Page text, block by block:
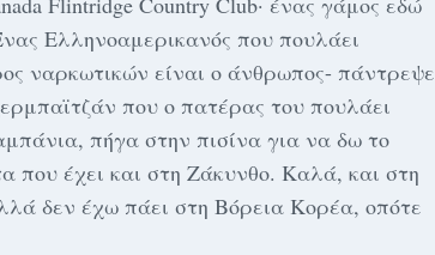
Ελληνοαμερικανός που πουλάει
ναρκωτικών είναι ο άνθρωπος- πάντρεψε
που ο πατέρας του πουλάει
πήγα στην πισίνα για να δω το
που έχει και στη Ζάκυνθο. Καλά, και στη
δεν έχω πάει στη Βόρεια Κορέα, οπότε